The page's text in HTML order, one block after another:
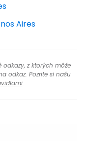
Aires
z ktorých môže
odkaz. Pozrite si našu
.